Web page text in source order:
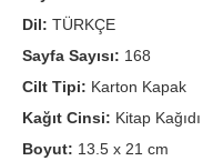
Dil: TÜRKÇE
Sayfa Sayısı: 168
Cilt Tipi: Karton Kapak
Kağıt Cinsi: Kitap Kağıdı
Boyut: 13.5 x 21 cm